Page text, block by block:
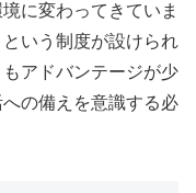
に変わってきていま
いう制度が設けられ
アドバンテージが少
の備えを意識する必